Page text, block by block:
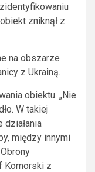
zniknął z
na obszarze
z Ukrainą.
obiektu. „Nie
W takiej
między innymi
Komorski z